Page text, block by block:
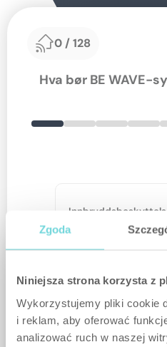
Zgoda
Niniejsza strona korzysta z
Wykorzystujemy pliki cookie
i reklam, aby oferować
analizować ruch w naszej
0 /128
Hva bør BE WAVE-
Tilfeldige hendelser